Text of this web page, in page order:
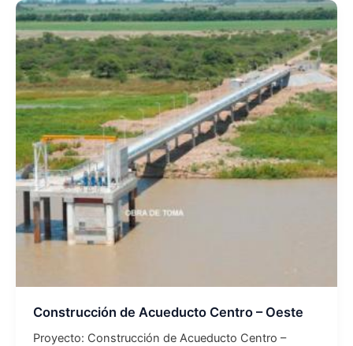
Construcción de Acueducto Centro – Oeste
Proyecto: Construcción de Acueducto Centro –
Construcción
de
Acueducto
Centro
–
Oeste